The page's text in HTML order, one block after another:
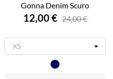
Gonna Denim Scuro
12,00 € 24,00 €
blu